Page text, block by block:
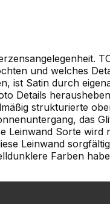
und welches
ist Satin durch
Details
strukturierte
das
Leinwand Sorte
Leinwand
Farben